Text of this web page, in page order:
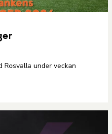
Rosvalla under veckan